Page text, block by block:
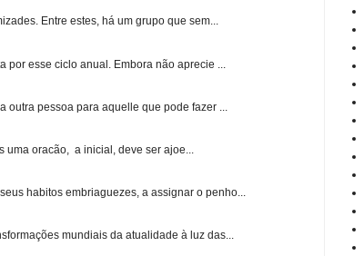
Entre estes, há um grupo que sem...
por esse ciclo anual. Embora não aprecie ...
pessoa para aquelle que pode fazer ...
uma oracão, a inicial, deve ser ajoe...
habitos embriaguezes, a assignar o penho...
mundiais da atualidade à luz das...